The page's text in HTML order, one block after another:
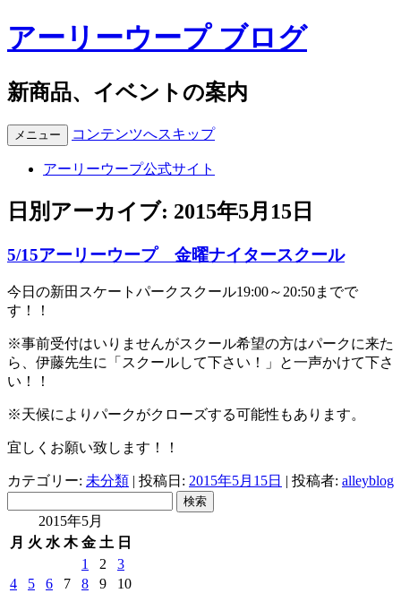
アーリーウープ ブログ
新商品、イベントの案内
メニュー コンテンツへスキップ
アーリーウープ公式サイト
日別アーカイブ: 2015年5月15日
5/15アーリーウープ 金曜ナイタースクール
今日の新田スケートパークスクール19:00～20:50までで
す！！
※事前受付はいりませんがスクール希望の方はパークに来た
ら、伊藤先生に「スクールして下さい！」と一声かけて下さ
い！！
※天候によりパークがクローズする可能性もあります。
宜しくお願い致します！！
カテゴリー: 未分類 | 投稿日: 2015年5月15日 | 投稿者: alleyblog
2015年5月
月 火 水 木 金 土 日
1
2
3
4
5 6 7 8 9
10